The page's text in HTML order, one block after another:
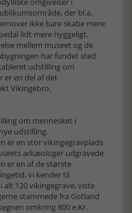
der bl.a.
ikke bare skabe mere
lidt mere hyggeligt,
mellem museet og de
har fundet sted
udstilling om
er en del af det
Vikingebro.
om mennesket i
udstilling.
er en stor vikingegravplads
arkæologer udgravede
er en af de største
vi kender til
120 vikingegrave, viste
stammede fra Gotland
omkring 800 e.Kr.